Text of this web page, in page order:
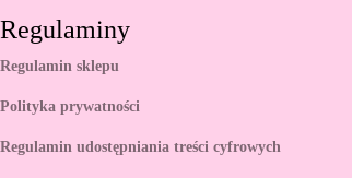
Regulaminy
Regulamin sklepu
Polityka prywatności
Regulamin udostępniania treści cyfrowych